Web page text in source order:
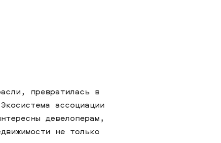
превратилась в
ассоциации
девелоперам,
не только